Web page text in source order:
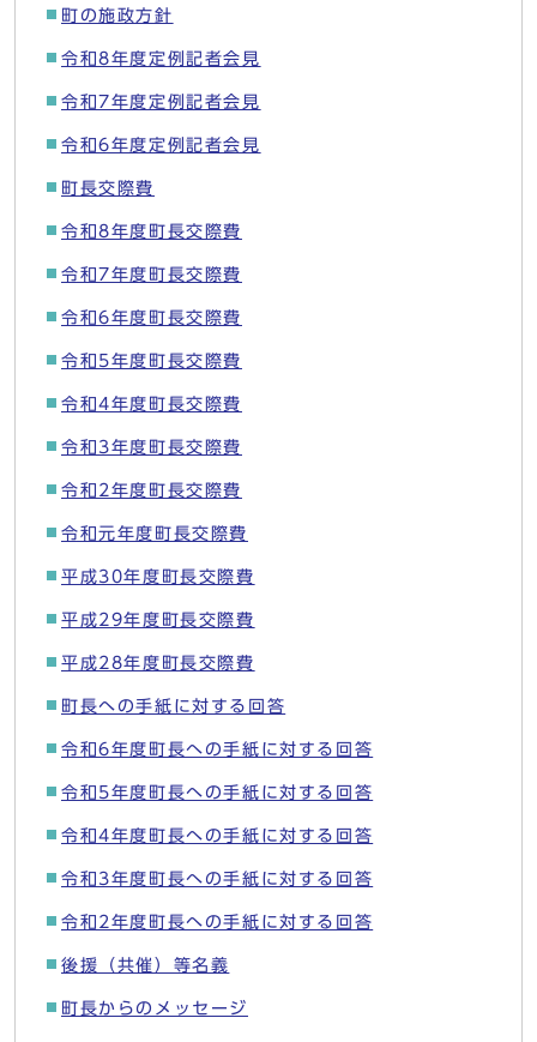
町の施政方針
令和8年度定例記者会見
令和7年度定例記者会見
令和6年度定例記者会見
町長交際費
令和8年度町長交際費
令和7年度町長交際費
令和6年度町長交際費
令和5年度町長交際費
令和4年度町長交際費
令和3年度町長交際費
令和2年度町長交際費
令和元年度町長交際費
平成30年度町長交際費
平成29年度町長交際費
平成28年度町長交際費
町長への手紙に対する回答
令和6年度町長への手紙に対する回答
令和5年度町長への手紙に対する回答
令和4年度町長への手紙に対する回答
令和3年度町長への手紙に対する回答
令和2年度町長への手紙に対する回答
後援（共催）等名義
町長からのメッセージ